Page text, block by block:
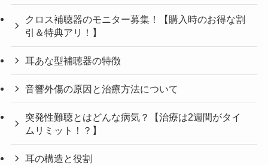
クロス補聴器のモニター募集！【購入時のお得な割
引＆特典アリ！】
耳あな型補聴器の特徴
音響外傷の原因と治療方法について
突発性難聴とはどんな病気？【治療は2週間がタイ
ムリミット！？】
耳の構造と役割